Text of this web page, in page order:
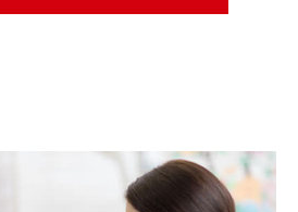
PARA PROFESIONALES